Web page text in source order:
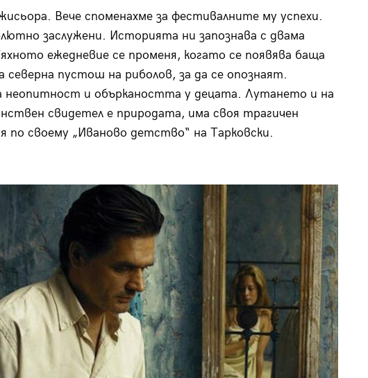
Вече споменахме за фестивалните му успехи.
заслужени. Историята ни запознава с двама
ежедневие се променя, когато се появява баща
пустош на риболов, за да се опознаят.
и объркаността у децата. Лутането и на
свидетел е природата, има своя трагичен
по своему „Иваново детство“ на Тарковски.